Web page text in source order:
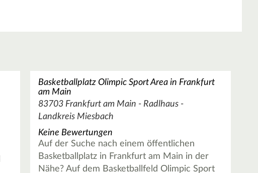
Basketballplatz Olimpic Sport Area in Frankfurt
am Main
83703 Frankfurt am Main - Radlhaus -
Landkreis Miesbach
Keine Bewertungen
Auf der Suche nach einem öffentlichen
Basketballplatz in Frankfurt am Main in der
Nähe? Auf dem Basketballfeld Olimpic Sport